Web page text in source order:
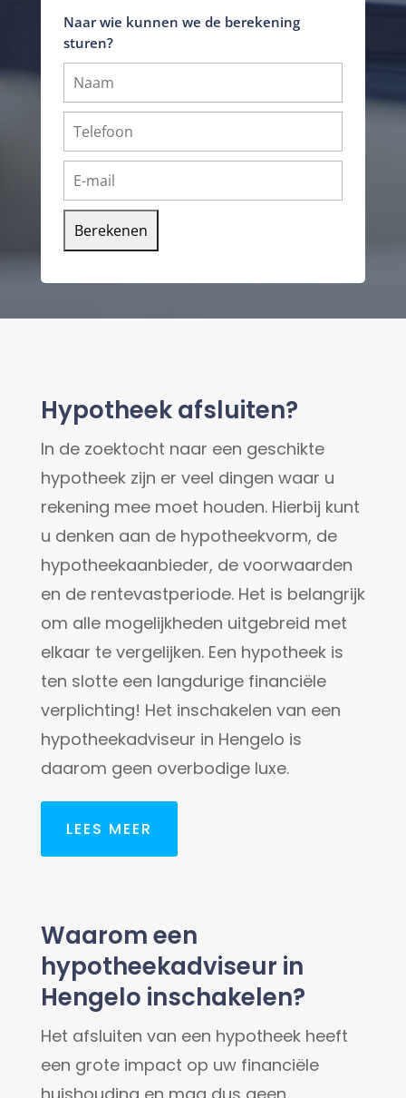
Naar wie kunnen we de berekening
sturen?
Hypotheek afsluiten?
In de zoektocht naar een geschikte
hypotheek zijn er veel dingen waar u
rekening mee moet houden. Hierbij kunt
u denken aan de hypotheekvorm, de
hypotheekaanbieder, de voorwaarden
en de rentevastperiode. Het is belangrijk
om alle mogelijkheden uitgebreid met
elkaar te vergelijken. Een hypotheek is
ten slotte een langdurige financiële
verplichting! Het inschakelen van een
hypotheekadviseur in Hengelo is
daarom geen overbodige luxe.
LEES MEER
Waarom een
hypotheekadviseur in
Hengelo inschakelen?
Het afsluiten van een hypotheek heeft
een grote impact op uw financiële